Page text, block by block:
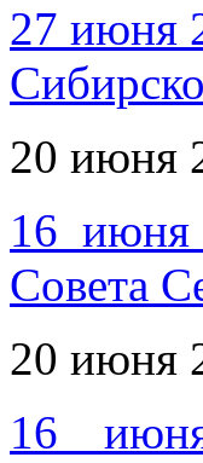
27 июня
20 июня
16 июня
Совета
20 июня
16